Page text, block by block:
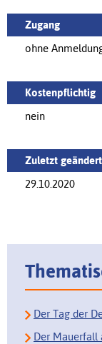
Zugang
ohne
Kostenpflichtig
nein
Zuletzt
29.10.2020
Der Tag der
Der Mauerfall